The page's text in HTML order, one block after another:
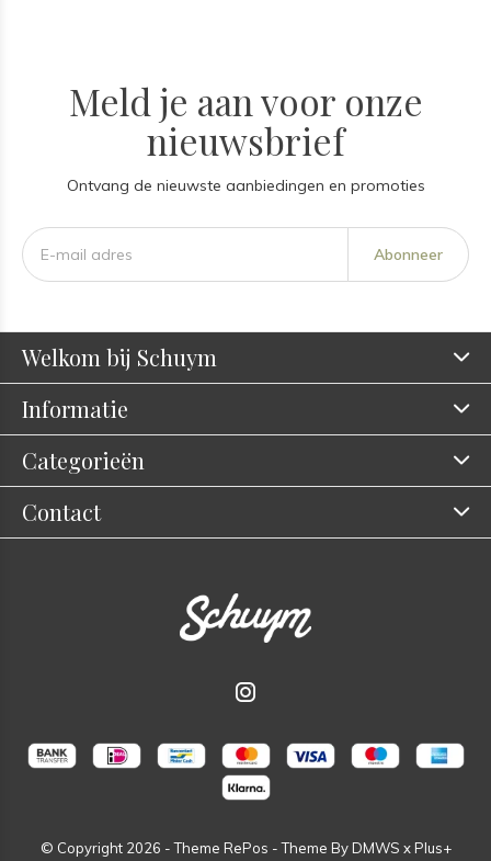
Meld je aan voor onze
nieuwsbrief
Ontvang de nieuwste aanbiedingen en promoties
Abonneer
Welkom bij Schuym
Informatie
Categorieën
Contact
© Copyright 2026 - Theme RePos - Theme ByDMWS xPlus+